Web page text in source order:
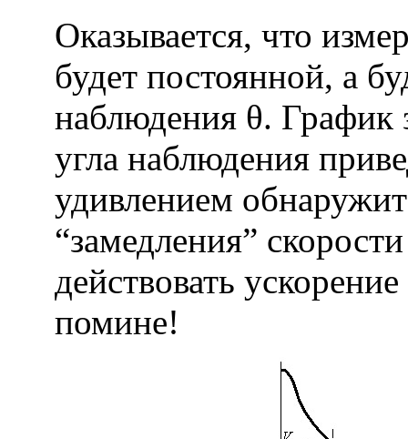
Оказывается, что
будет постоянной, а
наблюдения θ. График
угла наблюдения
удивлением
“замедления”
действовать
помине!